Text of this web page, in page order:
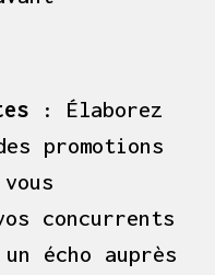
: Élaborez
promotions
concurrents
écho auprès